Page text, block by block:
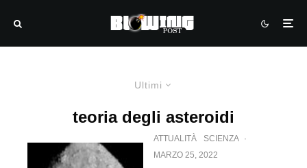
Ultimi
teoria degli asteroidi
ATTUALITÀ SCIENZA ·
MARZO 25, 2022